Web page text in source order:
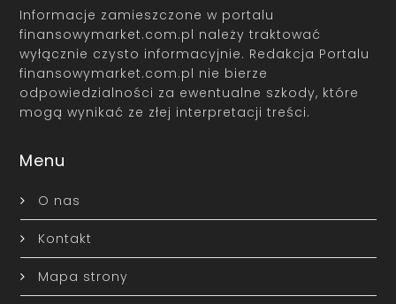
Informacje zamieszczone w portalu
finansowymarket.com.pl należy traktować
wyłącznie czysto informacyjnie. Redakcja Portalu
finansowymarket.com.pl nie bierze
odpowiedzialności za ewentualne szkody, które
mogą wynikać ze złej interpretacji treści.
Menu
O nas
Kontakt
Mapa strony